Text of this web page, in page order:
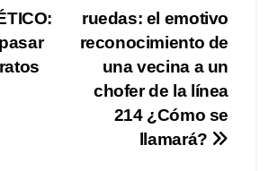
ruedas: el emotivo
reconocimiento de
una vecina a un
chofer de la línea
214 ¿Cómo se
llamará?